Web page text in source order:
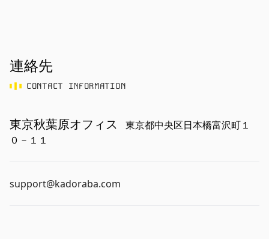
連絡先
CONTACT INFORMATION
東京秋葉原オフィス
東京都中央区日本橋富沢町１
０－１１
support@kadoraba.com